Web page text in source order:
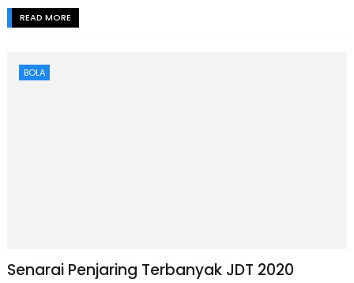
READ MORE
BOLA
Senarai Penjaring Terbanyak JDT 2020